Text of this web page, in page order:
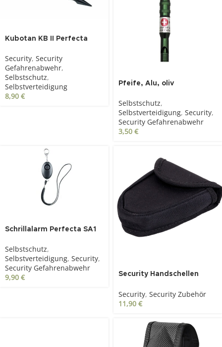
Kubotan KB II Perfecta
Security, Security
Gefahrenabwehr,
Selbstschutz,
Selbstverteidigung
8,90 €
Pfeife, Alu, oliv
Selbstschutz,
Selbstverteidigung, Security,
Security Gefahrenabwehr
3,50 €
Schrillalarm Perfecta SA1
Selbstschutz,
Selbstverteidigung, Security,
Security Gefahrenabwehr
9,90 €
Security Handschellen
Klettverschluß
Security, Security Zubehör
11,90 €